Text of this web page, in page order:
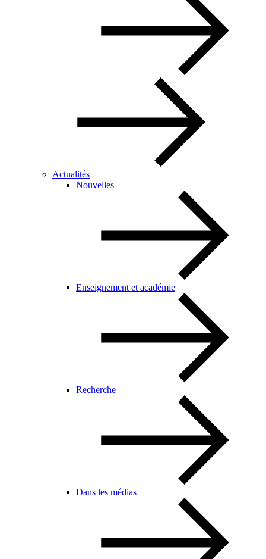
Actualités
Nouvelles
Enseignement et académie
Recherche
Dans les médias